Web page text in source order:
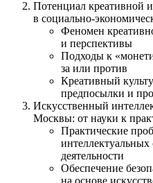
Потенциал креативной
в социально-
Феномен
и перспективы
Подходы к
за или против
Креативный
предпосылки и
Искусственный
Москвы: от науки к
Практические
интеллектуальных
деятельности
Обеспечение
на основе